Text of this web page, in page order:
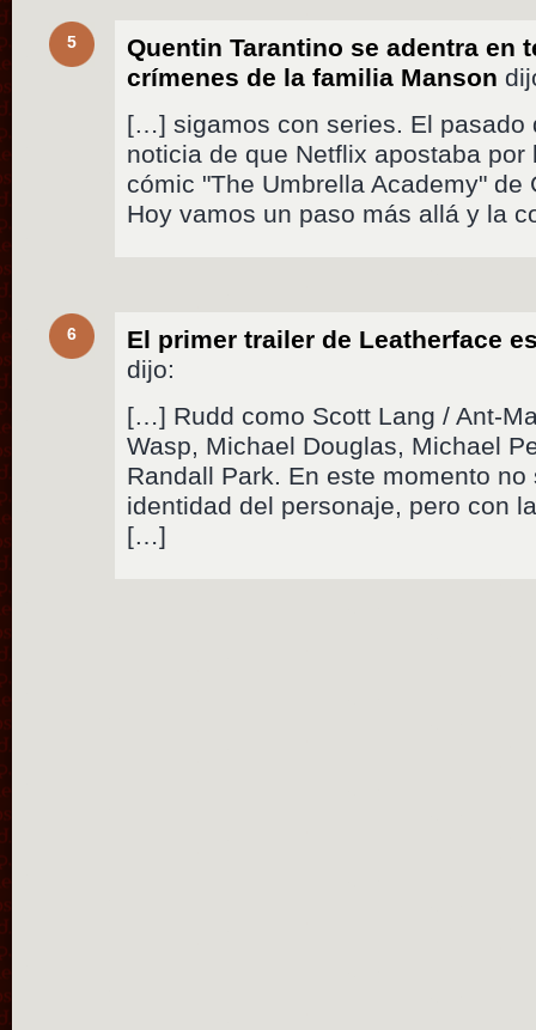
5
Quentin Tarantino se adentra en
crímenes de la familia Manson
[…] sigamos con series. El pasado
noticia de que Netflix apostaba
cómic "The Umbrella Academy" de
Hoy vamos un paso más allá y la
6
El primer trailer de Leatherface
dijo:
[…] Rudd como Scott Lang / Ant-
Wasp, Michael Douglas, Michael
Randall Park. En este momento
identidad del personaje, pero con
[…]